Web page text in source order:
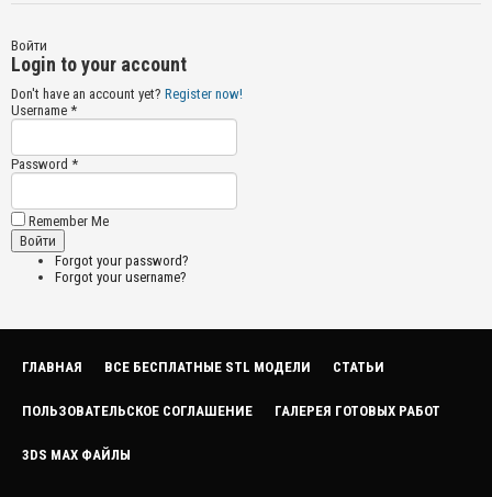
Войти
Login to your account
Don't have an account yet? Register now!
Username *
Password *
Remember Me
Forgot your password?
Forgot your username?
ГЛАВНАЯ ВСЕ БЕСПЛАТНЫЕ STL МОДЕЛИ СТАТЬИ
ПОЛЬЗОВАТЕЛЬСКОЕ СОГЛАШЕНИЕ ГАЛЕРЕЯ ГОТОВЫХ РАБОТ
3DS MAX ФАЙЛЫ